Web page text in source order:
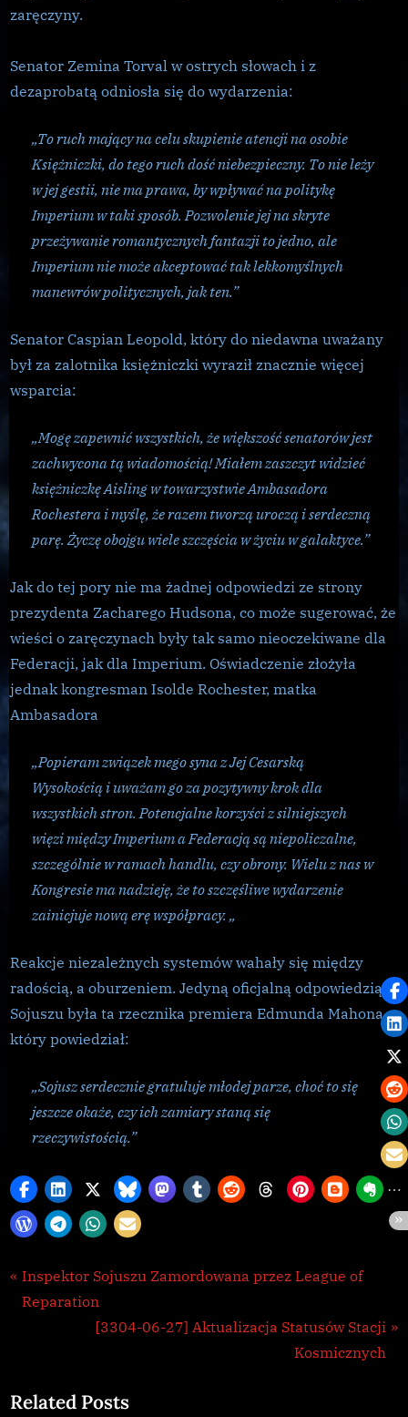
zaręczyny.
Senator Zemina Torval w ostrych słowach i z
dezaprobatą odniosła się do wydarzenia:
„To ruch mający na celu skupienie atencji na osobie
Księżniczki, do tego ruch dość niebezpieczny. To nie leży
w jej gestii, nie ma prawa, by wpływać na politykę
Imperium w taki sposób. Pozwolenie jej na skryte
przeżywanie romantycznych fantazji to jedno, ale
Imperium nie może akceptować tak lekkomyślnych
manewrów politycznych, jak ten.”
Senator Caspian Leopold, który do niedawna uważany
był za zalotnika księżniczki wyraził znacznie więcej
wsparcia:
„Mogę zapewnić wszystkich, że większość senatorów jest
zachwycona tą wiadomością! Miałem zaszczyt widzieć
księżniczkę Aisling w towarzystwie Ambasadora
Rochestera i myślę, że razem tworzą uroczą i serdeczną
parę. Życzę obojgu wiele szczęścia w życiu w galaktyce.”
Jak do tej pory nie ma żadnej odpowiedzi ze strony
prezydenta Zacharego Hudsona, co może sugerować, że
wieści o zaręczynach były tak samo nieoczekiwane dla
Federacji, jak dla Imperium. Oświadczenie złożyła
jednak kongresman Isolde Rochester, matka
Ambasadora
„Popieram związek mego syna z Jej Cesarską
Wysokością i uważam go za pozytywny krok dla
wszystkich stron. Potencjalne korzyści z silniejszych
więzi między Imperium a Federacją są niepoliczalne,
szczególnie w ramach handlu, czy obrony. Wielu z nas w
Kongresie ma nadzieję, że to szczęśliwe wydarzenie
zainicjuje nową erę współpracy. „
Reakcje niezależnych systemów wahały się między
radością, a oburzeniem. Jedyną oficjalną odpowiedzią
Sojuszu była ta rzecznika premiera Edmunda Mahona,
który powiedział:
„Sojusz serdecznie gratuluje młodej parze, choć to się
jeszcze okaże, czy ich zamiary staną się
rzeczywistością.”
Galnet
Nawigacja
wpisu
P
r
o
Inspektor Sojuszu Zamordowana przez League of
Reparation
N
t
[3304-06-27] Aktualizacja Statusów Stacji
Kosmicznych
Related Posts